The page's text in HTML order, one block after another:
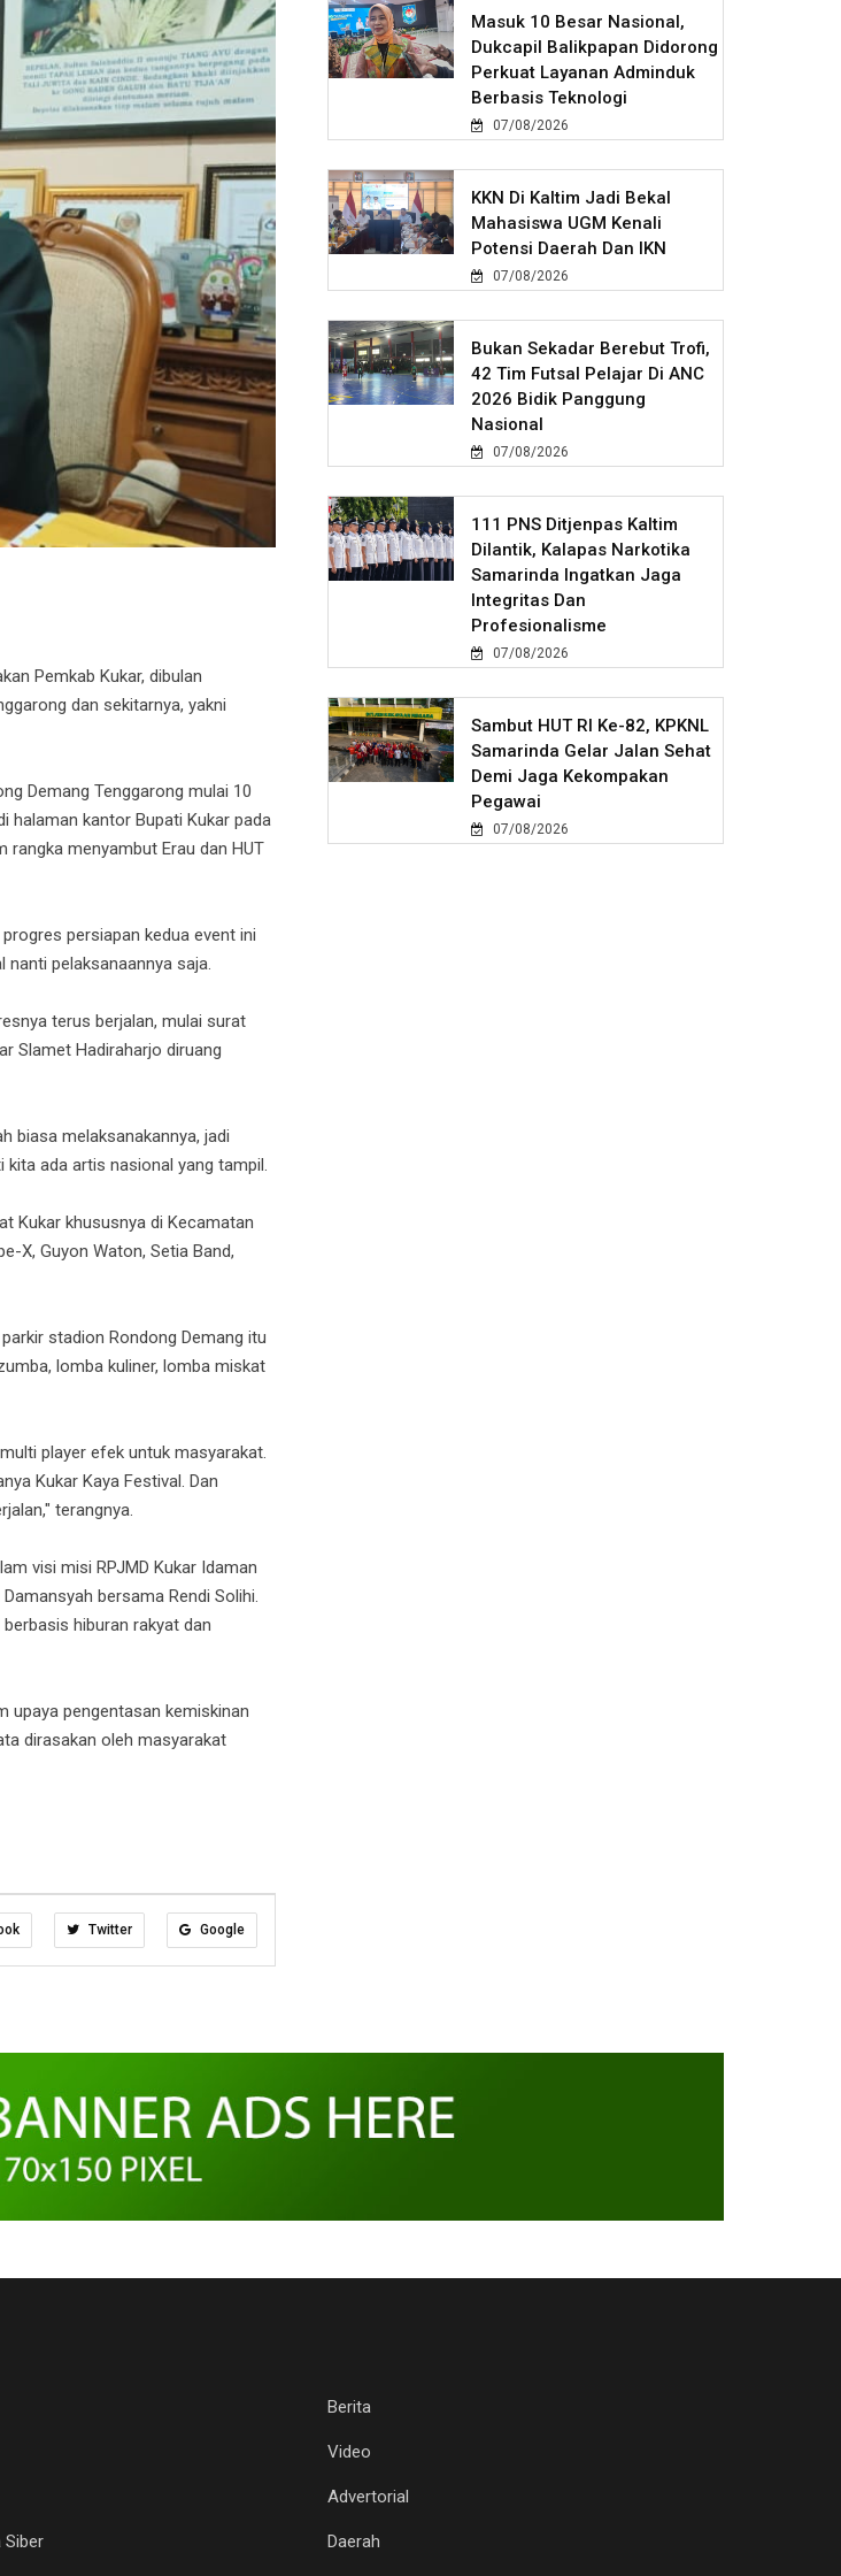
Pemkab Kukar, dibulan
dan sekitarnya, yakni
Demang Tenggarong mulai 10
halaman kantor Bupati Kukar pada
rangka menyambut Erau dan HUT
persiapan kedua event ini
nanti pelaksanaannya saja.
terus berjalan, mulai surat
Slamet Hadiraharjo diruang
biasa melaksanakannya, jadi
kita ada artis nasional yang tampil.
Kukar khususnya di Kecamatan
X, Guyon Waton, Setia Band,
stadion Rondong Demang itu
lomba kuliner, lomba miskat
player efek untuk masyarakat.
Kukar Kaya Festival. Dan
terangnya.
visi misi RPJMD Kukar Idaman
bersama Rendi Solihi.
hiburan rakyat dan
upaya pengentasan kemiskinan
dirasakan oleh masyarakat
Twitter Google
Masuk 10 Besar Nasional,
Dukcapil Balikpapan Didorong
Perkuat Layanan Adminduk
Berbasis Teknologi
07/08/2026
KKN Di Kaltim Jadi Bekal
Mahasiswa UGM Kenali
Potensi Daerah Dan IKN
07/08/2026
Bukan Sekadar Berebut Trofi,
42 Tim Futsal Pelajar Di ANC
2026 Bidik Panggung
Nasional
07/08/2026
111 PNS Ditjenpas Kaltim
Dilantik, Kalapas Narkotika
Samarinda Ingatkan Jaga
Integritas Dan
Profesionalisme
07/08/2026
Sambut HUT RI Ke-82, KPKNL
Samarinda Gelar Jalan Sehat
Demi Jaga Kekompakan
Pegawai
07/08/2026
Siber
Berita
Video
Advertorial
Daerah